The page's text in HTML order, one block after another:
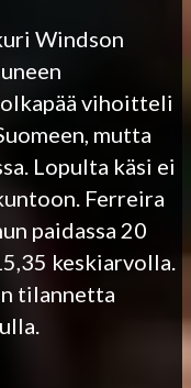
Windson
vihoitteli
mutta
Lopulta käsi ei
Ferreira
paidassa 20
keskiarvolla.
tilannetta